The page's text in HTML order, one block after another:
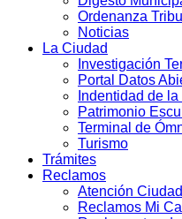
Ordenanza
Noticias
La Ciudad
Investigación
Portal Datos
Indentidad de
Patrimonio
Terminal de
Turismo
Trámites
Reclamos
Atención
Reclamos Mi